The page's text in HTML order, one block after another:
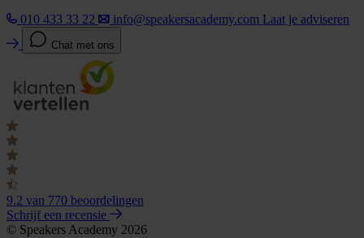
010 433 33 22
info@speakersacademy.com Laat je adviseren
Chat met ons
9.2 van 770 beoordelingen
Schrijf een recensie
© Speakers Academy 2026